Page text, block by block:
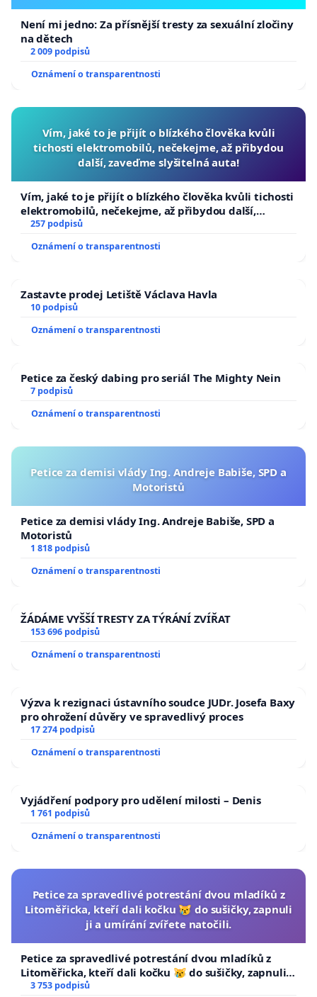
Není mi jedno: Za přísnější tresty za sexuální zločiny
na dětech
2 009 podpisů
Oznámení o transparentnosti
Vím, jaké to je přijít o blízkého člověka kvůli
tichosti elektromobilů, nečekejme, až přibydou
další, zaveďme slyšitelná auta!
Vím, jaké to je přijít o blízkého člověka kvůli tichosti
elektromobilů, nečekejme, až přibydou další,
zaveďme slyšitelná auta!
257 podpisů
Oznámení o transparentnosti
Zastavte prodej Letiště Václava Havla
10 podpisů
Oznámení o transparentnosti
Petice za český dabing pro seriál The Mighty Nein
7 podpisů
Oznámení o transparentnosti
Petice za demisi vlády Ing. Andreje Babiše, SPD a
Motoristů
Petice za demisi vlády Ing. Andreje Babiše, SPD a
Motoristů
1 818 podpisů
Oznámení o transparentnosti
ŽÁDÁME VYŠŠÍ TRESTY ZA TÝRÁNÍ ZVÍŘAT
153 696 podpisů
Oznámení o transparentnosti
Výzva k rezignaci ústavního soudce JUDr. Josefa Baxy
pro ohrožení důvěry ve spravedlivý proces
17 274 podpisů
Oznámení o transparentnosti
Vyjádření podpory pro udělení milosti – Denis
1 761 podpisů
Oznámení o transparentnosti
Petice za spravedlivé potrestání dvou mladíků z
Litoměřicka, kteří dali kočku 😿 do sušičky, zapnuli
ji a umírání zvířete natočili.
Petice za spravedlivé potrestání dvou mladíků z
Litoměřicka, kteří dali kočku 😿 do sušičky, zapnuli ji
a umírání zvířete natočili.
3 753 podpisů